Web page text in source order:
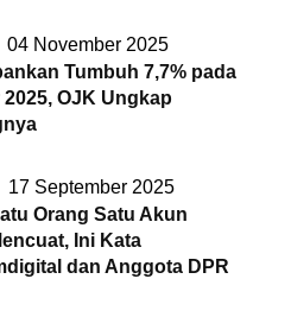
04 November 2025
Tumbuh 7,7% pada
OJK Ungkap
17 September 2025
Orang Satu Akun
Ini Kata
dan Anggota DPR